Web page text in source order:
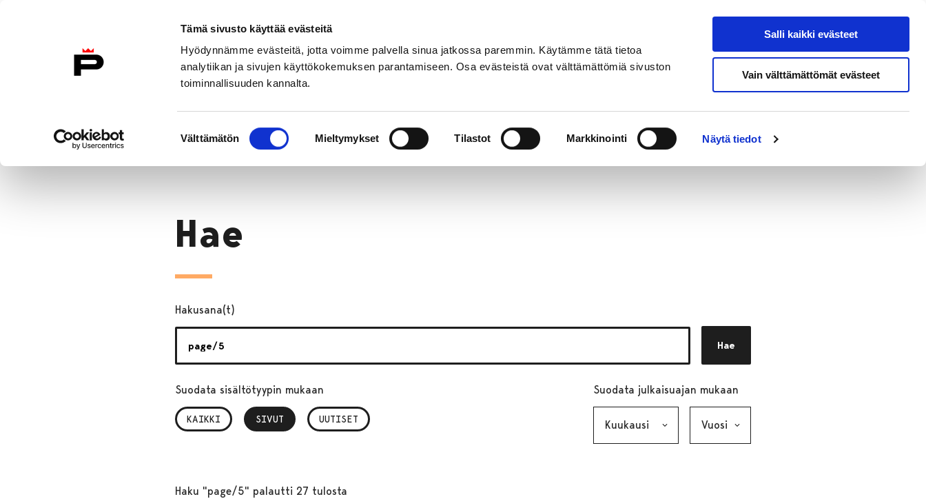
Tämä sivusto käyttää evästeitä
Hyödynnämme evästeitä, jotta voimme palvella sinua jatkossa paremmin. Käytämme tätä tietoa
analytiikan ja sivujen käyttökokemuksen parantamiseen. Osa evästeistä ovat välttämättömiä sivuston
toiminnallisuuden kannalta.
valinta
Välttämätön Mieltymykset Tilastot Markkinointi Näytä tiedot
Salli kaikki evästeet
Vain välttämättömät evästeet
Etusivulle
Hae sivustolta
Etusivu
Hae
Hae
Hakusana(t)
Hae
Suodata sisältötyypin mukaan
KAIKKI SIVUT
, VALITTU UUTISET
Suodata julkaisuajan mukaan
Haku "page/5" palautti 27 tulosta